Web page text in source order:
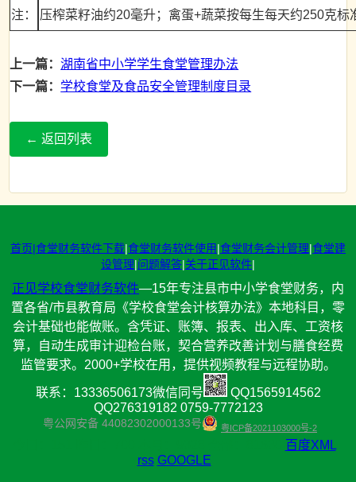
注：
压榨菜籽油约20毫升；禽蛋+蔬菜按每生每天约250克标
上一篇：湖南省中小学学生食堂管理办法
下一篇： 学校食堂及食品安全管理制度目录
← 返回列表
首页|食堂财务软件下载|食堂财务软件使用|食堂财务会计管理|食堂建
设管理|问题解答|关于正见软件|
正见学校食堂财务软件—15年专注县市中小学食堂财务，内
置各省/市县教育局《学校食堂会计核算办法》本地科目，零
会计基础也能做账。含凭证、账簿、报表、出入库、工资核
算，自动生成审计迎检台账，契合营养改善计划与膳食经费
监管要求。2000+学校在用，提供视频教程与远程协助。
联系：13336506173微信同号
QQ1565914562
QQ276319182 0759-7772123
粤公网安备 44082302000133号 粤ICP备2021103000号-2
百度XML
rss GOOGLE